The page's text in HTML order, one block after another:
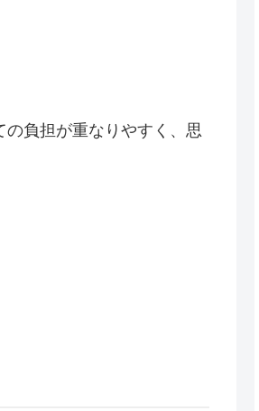
の負担が重なりやすく、思